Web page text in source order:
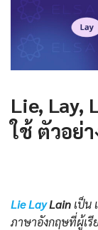
Lie, Lay,
ใช้ ตัวอย่
Lie LayLainเป็น
ภาษาอังกฤษที่ผู้เ